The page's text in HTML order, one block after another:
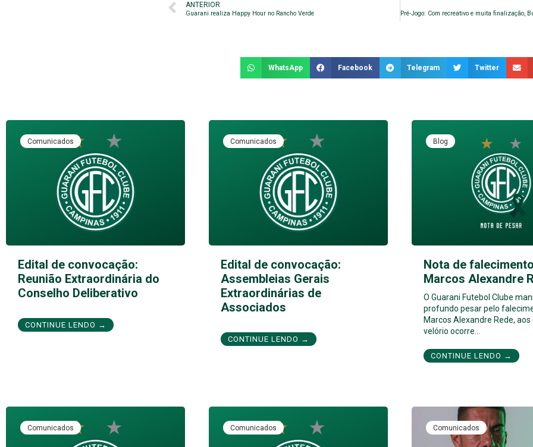
ANTERIOR
Guarani realiza Happy Hour no Rancho Verde
WhatsApp Facebook Telegram Twitter
Comunicados
Edital de convocação:
Reunião Extraordinária do
Conselho Deliberativo
CONTINUE LENDO →
Comunicados
Edital de convocação:
Assembleias Gerais
Extraordinárias de
Associados
CONTINUE LENDO →
Blog
Nota de
Marcos Alexandre
O Guarani Futebol Clube
profundo pesar pelo
Marcos Alexandre Rede, aos
velório ocorre…
CONTINUE LENDO →
Comunicados Comunicados Comunicados